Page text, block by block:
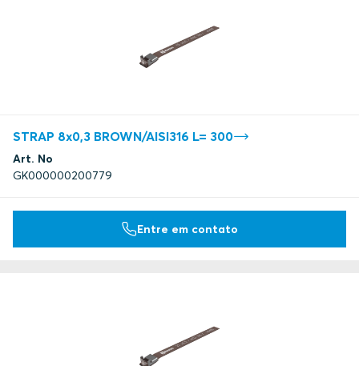
STRAP 8x0,3 BROWN/AISI316 L= 300
Art. No
GK000000200779
Entre em contato